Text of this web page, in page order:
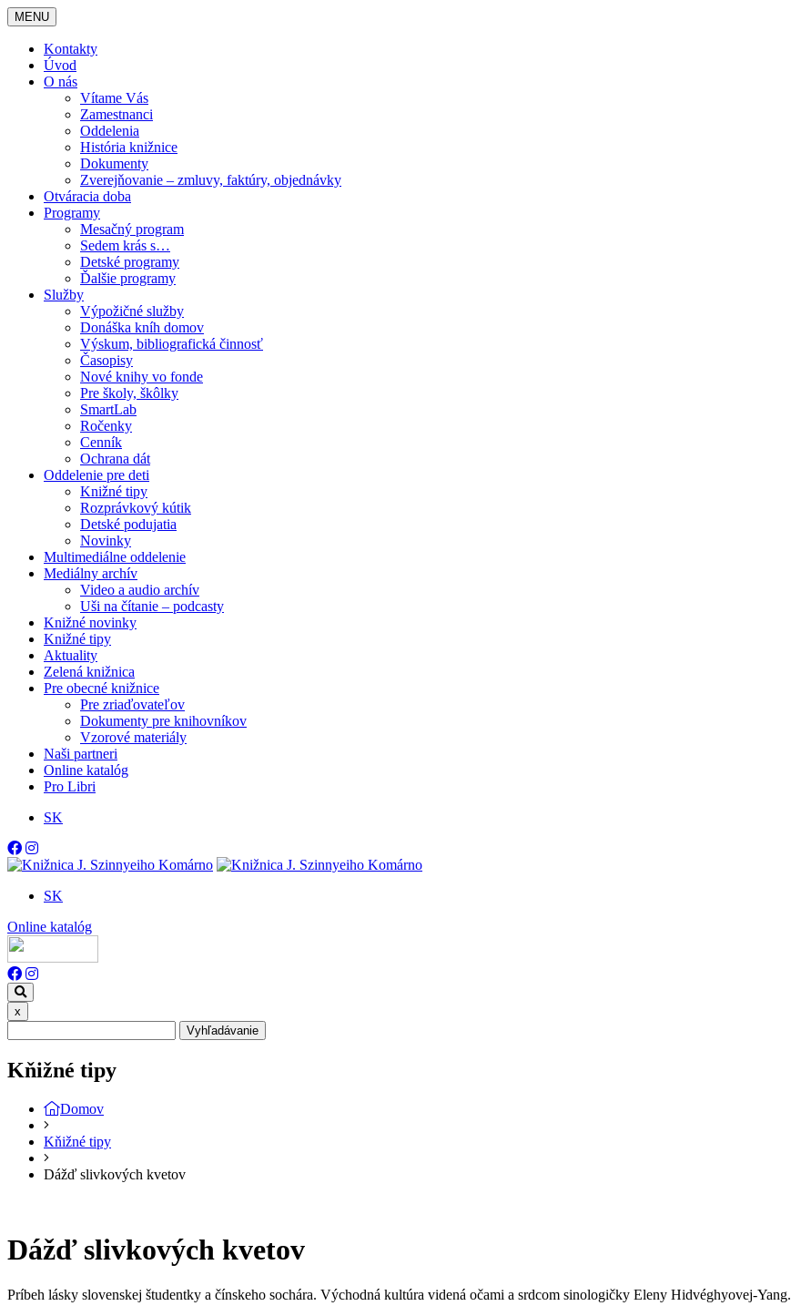
MENU
Kontakty
Úvod
O nás
Vítame Vás
Zamestnanci
Oddelenia
História knižnice
Dokumenty
Zverejňovanie – zmluvy, faktúry, objednávky
Otváracia doba
Programy
Mesačný program
Sedem krás s…
Detské programy
Ďalšie programy
Služby
Výpožičné služby
Donáška kníh domov
Výskum, bibliografická činnosť
Časopisy
Nové knihy vo fonde
Pre školy, škôlky
SmartLab
Ročenky
Cenník
Ochrana dát
Oddelenie pre deti
Knižné tipy
Rozprávkový kútik
Detské podujatia
Novinky
Multimediálne oddelenie
Mediálny archív
Video a audio archív
Uši na čítanie – podcasty
Knižné novinky
Knižné tipy
Aktuality
Zelená knižnica
Pre obecné knižnice
Pre zriaďovateľov
Dokumenty pre knihovníkov
Vzorové materiály
Naši partneri
Online katalóg
Pro Libri
SK
SK
Online katalóg
x
Vyhľadávanie
Kňižné tipy
Domov
Kňižné tipy
Dážď slivkových kvetov
Dážď slivkových kvetov
Príbeh lásky slovenskej študentky a čínskeho sochára. Východná kultúra videná očami a srdcom sinologičky Eleny Hidvéghyovej-Yang.